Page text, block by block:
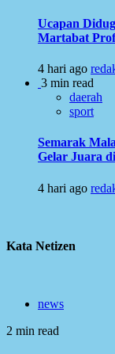
Ucapan
Martabat
4 hari ago
3 min read
daerah
sport
Semarak
Gelar Juara
4 hari ago
Kata Netizen
news
2 min read